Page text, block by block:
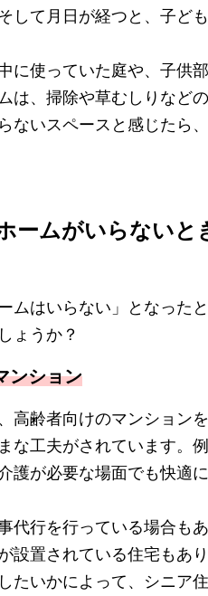
して月日が経つと、子ども
に使っていた庭や、子供
は、掃除や草むしりなど
ないスペースと感じたら
ームがいらないと
ムはいらない」となった
ょうか？
ンション
高齢者向けのマンション
な工夫がされています。
護が必要な場面でも快適
代行を行っている場合も
設置されている住宅もあ
たいかによって、シニア